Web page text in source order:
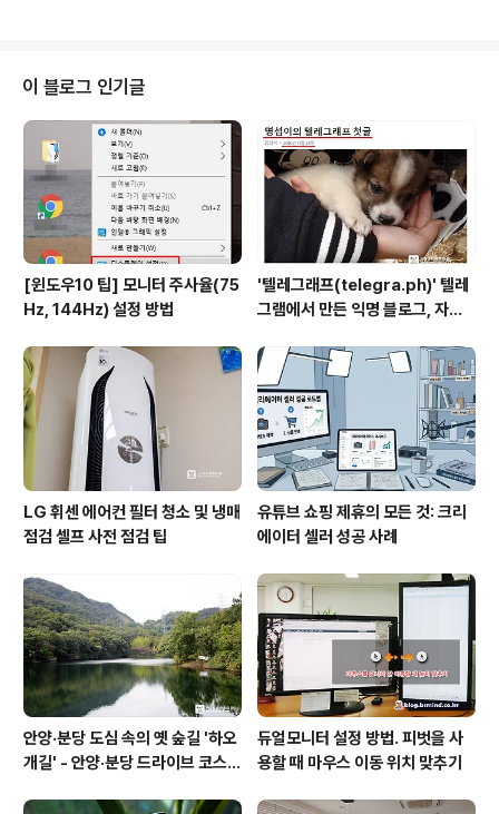
저브래드(Android 2.3.5 Gingerbread) 프로세서 - 듀
얼 코어 1.4GHz(엑시노스 계열) 디스플레이 - 5.3인치 W
XGA 해상도(1280x800) 저장 메모리 - 16/32GB 내
장, microSD 32GB 추가 가능 후면 카메라 - 800만화
소 AF with LED 플래시 ..
이 블로그 인기글
[윈도우10 팁] 모니터 주사율(75
Hz, 144Hz) 설정 방법
'텔레그래프(telegra.ph)' 텔레
그램에서 만든 익명 블로그, 자유
LG 휘센 에어컨 필터 청소 및 냉매
점검 셀프 사전 점검 팁
유튜브 쇼핑 제휴의 모든 것: 크리
에이터 셀러 성공 사례
안양·분당 도심 속의 옛 숲길 '하오
개길' - 안양·분당 드라이브 코스
듀얼모니터 설정 방법. 피벗을 사
용할 때 마우스 이동 위치 맞추기